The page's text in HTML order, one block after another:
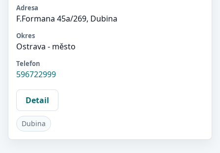
Adresa
F.Formana 45a/269, Dubina
Okres
Ostrava - město
Telefon
596722999
Detail
Dubina